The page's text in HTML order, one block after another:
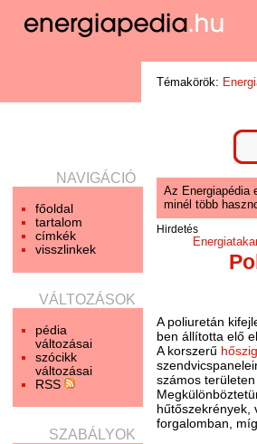
NAVIGÁCIÓ
főoldal
tartalom
címkék
visszlinkek
VÁLTOZÁSOK
pédia
változásai
szócikk
változásai
RSS
SZABÁLYOK
Témakörök:
Az Energiapédia
minél több
Hirdetés
A poliuretán
ben állította elő
A korszerű
számos
hűtőszekrények,
forgalomban,